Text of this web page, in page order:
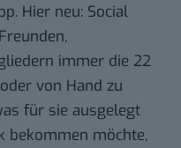
Hier neu: Social
immer die 22
von Hand zu
für sie ausgelegt
bekommen möchte,